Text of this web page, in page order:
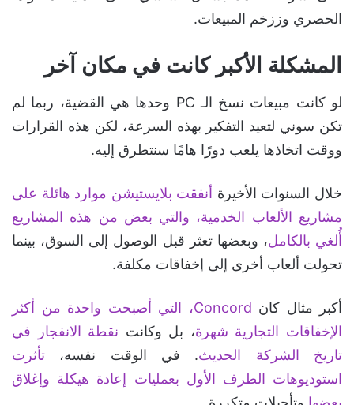
الحصري وززخم المبيعات.
المشكلة الأكبر كانت في مكان آخر
لو كانت مبيعات نسخ الـ PC وحدها هي القضية، ربما لم
تكن سوني لتعيد التفكير بهذه السرعة، لكن هذه القرارات
ووقت اتخاذها يلعب دورًا هامًا سنتطرق إليه.
خلال السنوات الأخيرة أنفقت بلايستيشن موارد هائلة على
مشاريع الألعاب الخدمية، والتي بعض من هذه المشاريع
أُلغي بالكامل، وبعضها تعثر قبل الوصول إلى السوق، بينما
تحولت ألعاب أخرى إلى إخفاقات مكلفة.
أكبر مثال كان
Concord، التي أصبحت واحدة من أكثر
الإخفاقات التجارية شهرة، بل وكانت نقطة الانفجار في
تاريخ الشركة الحديث. في الوقت نفسه، تأثرت
استوديوهات الطرف الأول بعمليات إعادة هيكلة وإغلاق